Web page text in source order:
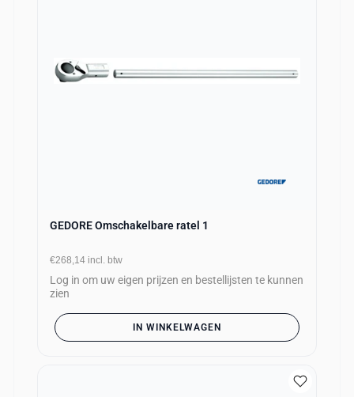
GEDORE Omschakelbare ratel 1
€268,14 incl. btw
Log in om uw eigen prijzen en bestellijsten te kunnen
zien
IN WINKELWAGEN